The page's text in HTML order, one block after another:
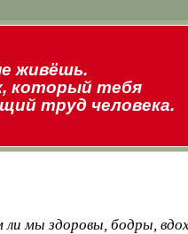
живёшь.
который тебя
труд человека.
мы здоровы, бодры,